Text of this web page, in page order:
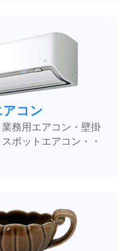
アコン
務用エアコン・壁掛
ポットエアコン・・